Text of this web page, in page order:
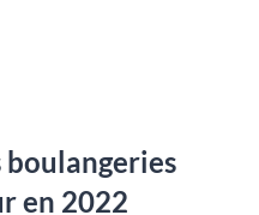
boulangeries
en 2022